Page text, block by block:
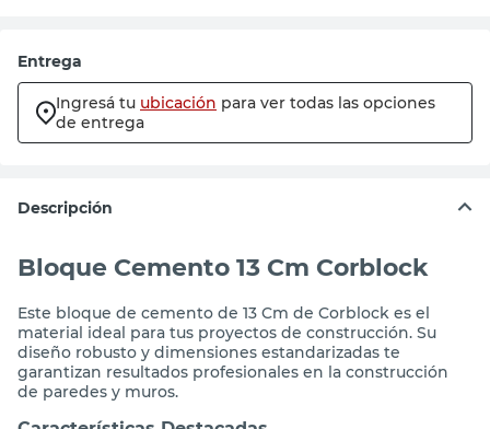
Entrega
Ingresá tu ubicación
de entrega
Este bloque de cemento de 13 Cm de Corblock es el
material ideal para tus proyectos de construcción. Su
diseño robusto y dimensiones estandarizadas te
garantizan resultados profesionales en la construcción
de paredes y muros.